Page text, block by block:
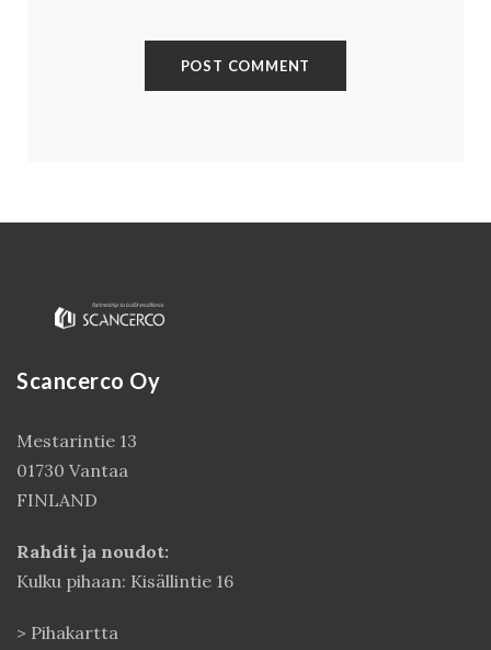
Scancerco Oy
Mestarintie 13
01730 Vantaa
FINLAND
Rahdit ja noudot:
Kulku pihaan: Kisällintie 16
> Pihakartta